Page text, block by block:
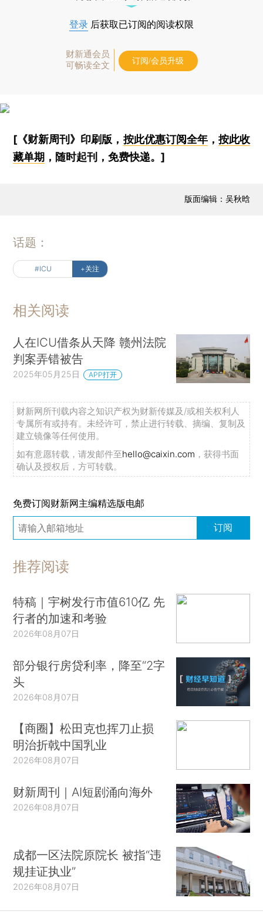
登录 后获取已订阅的阅读权限
财新通会员
可畅读全文
订阅/会员升级
[《财新周刊》印刷版， 按此优惠订阅全年， 按此收
藏单期 ，随时起刊，免费快递。]
版面编辑：吴秋晗
话题：
#ICU +关注
相关阅读
人在ICU借条从天降 赣州法院
判案弄错被告
2025年05月25日 APP打开
财新网所刊载内容之知识产权为财新传媒及/或相关权利人
专属所有或持有。未经许可，禁止进行转载、摘编、复制及
建立镜像等任何使用。
如有意愿转载，请发邮件至hello@caixin.com ，获得书面
确认及授权后，方可转载。
免费订阅财新网主编精选版电邮
订阅
推荐阅读
特稿｜宇树发行市值610亿 先
行者的加速和考验
2026年08月07日
部分银行房贷利率，降至“2字
头
2026年08月07日
【商圈】松田克也挥刀止损
明治折戟中国乳业
2026年08月07日
财新周刊｜AI短剧涌向海外
2026年08月07日
成都一区法院原院长 被指“违
规挂证执业”
2026年08月07日